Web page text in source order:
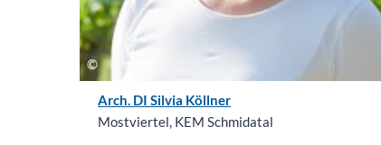
Arch. DI Silvia Köllner
Mostviertel, KEM Schmidatal